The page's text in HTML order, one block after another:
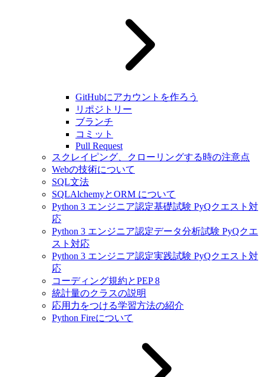
GitHubにアカウントを作ろう
リポジトリー
ブランチ
コミット
Pull Request
スクレイピング、クローリングする時の注意点
Webの技術について
SQL文法
SQLAlchemyとORM について
Python 3 エンジニア認定基礎試験 PyQクエスト対
応
Python 3 エンジニア認定データ分析試験 PyQクエ
スト対応
Python 3 エンジニア認定実践試験 PyQクエスト対
応
コーディング規約とPEP 8
統計量のクラスの説明
応用力をつける学習方法の紹介
Python Fireについて